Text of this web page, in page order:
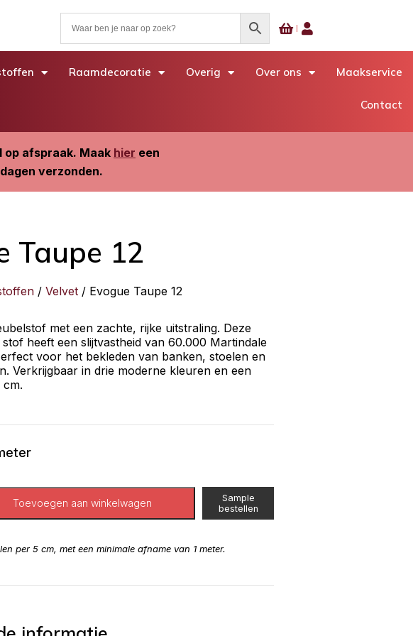
Raamdecoratie Overig Over ons Maakservice
Contact
op afspraak. Maak hier een
verzonden.
Taupe 12
/ Velvet / Evogue Taupe 12
met een zachte, rijke uitstraling. Deze
heeft een slijtvastheid van 60.000 Martindale
voor het bekleden van banken, stoelen en
Verkrijgbaar in drie moderne kleuren en een
cm.
Toevoegen aan winkelwagen
Sample
bestellen
per 5 cm, met een minimale afname van 1 meter.